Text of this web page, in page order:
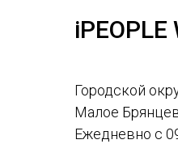
iPEOPLE
Городской
Малое
Ежедневно с